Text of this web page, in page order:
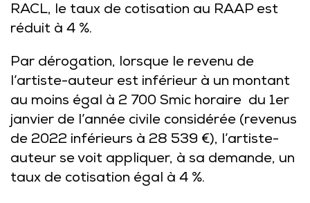
RACL, le taux de cotisation au RAAP est
réduit à 4 %.
Par dérogation, lorsque le revenu de
l’artiste-auteur est inférieur à un montant
au moins égal à 2 700 Smic horaire du 1er
janvier de l’année civile considérée (revenus
de 2022 inférieurs à 28 539 €), l’artiste-
auteur se voit appliquer, à sa demande, un
taux de cotisation égal à 4 %.